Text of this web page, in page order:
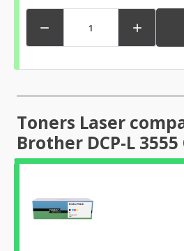
 
Toners Laser
Brother DCP-L 3555